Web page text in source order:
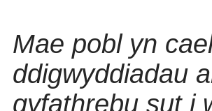
Mae pobl yn
ddigwyddiadau
gyfathrebu sut i